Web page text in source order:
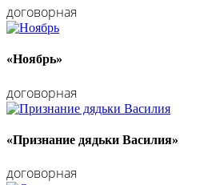
договорная
«Ноябрь»
договорная
«Признание дядьки Василия»
договорная